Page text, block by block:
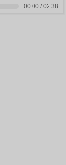
00:00 / 02:38